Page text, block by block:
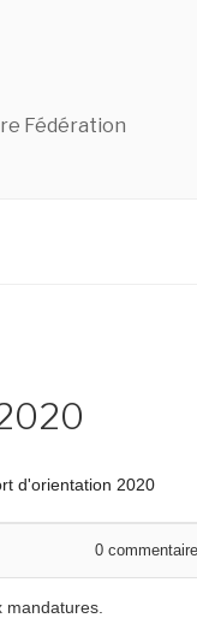
Fédération
d'orientation 2020
0 commentaire